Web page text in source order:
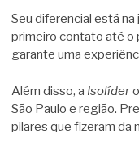
Seu diferencial está
primeiro contato até o
garante uma
Além disso, a Isolíder
São Paulo e região.
pilares que fizeram da